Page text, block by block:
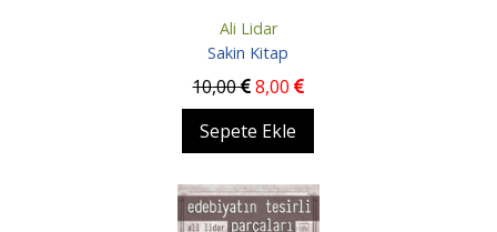
Ali Lidar
Sakin Kitap
10,00 8,00
Sepete Ekle